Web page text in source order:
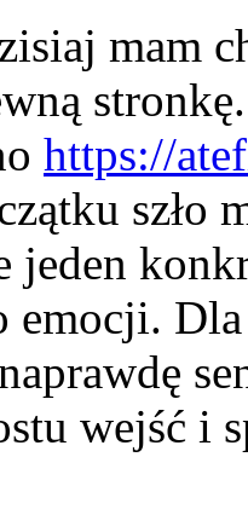
mam
https://
jeden
emocji.
wejść i